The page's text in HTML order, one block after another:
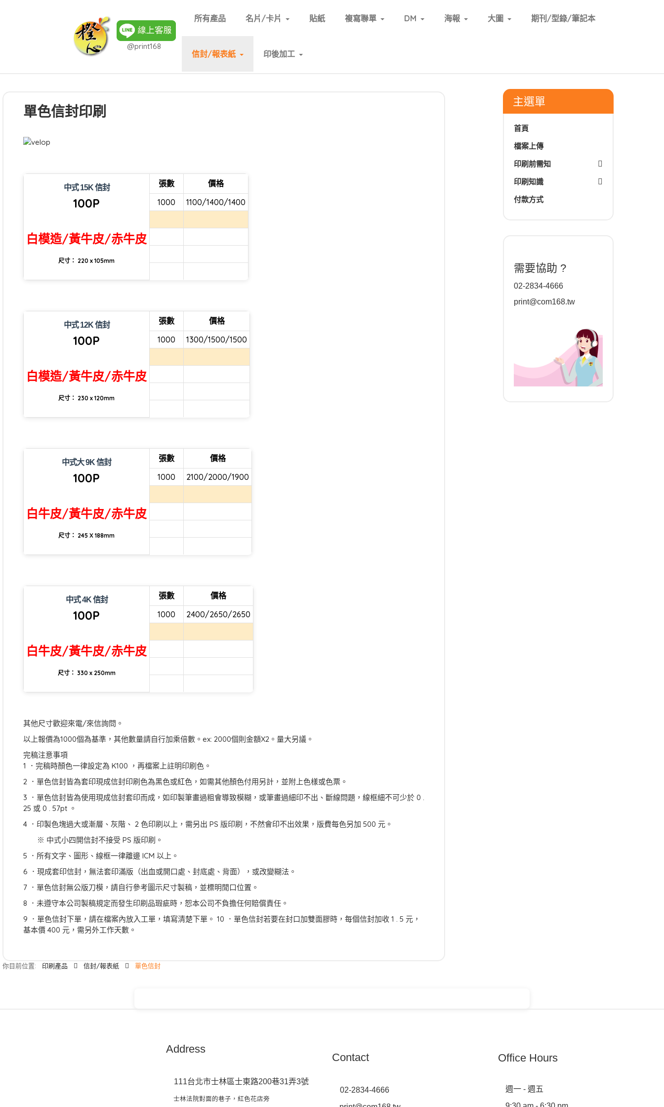
@print168
所有產品 名片/卡片 貼紙 複寫聯單 DM 海報 大圖 期刊/型錄/筆記本
信封/報表紙 印後加工
單色信封印刷
中式 15K 信封
100P
白模造/黃牛皮/赤牛皮
尺寸： 220 x 105mm
張數
價格
1000
1100/1400/1400
中式 12K 信封
100P
白模造/黃牛皮/赤牛皮
尺寸： 230 x 120mm
張數
價格
1000
1300/1500/1500
中式大 9K 信封
100P
白牛皮/黃牛皮/赤牛皮
尺寸： 245 X 188mm
張數
價格
1000
2100/2000/1900
中式 4K 信封
100P
白牛皮/黃牛皮/赤牛皮
尺寸： 330 x 250mm
張數
價格
1000
2400/2650/2650
其他尺寸歡迎來電/來信詢問。
以上報價為1000個為基準，其他數量請自行加乘倍數。ex: 2000個則金額X2。量大另議。
完稿注意事項
1 ．完稿時顏色一律設定為 K100 ，再檔案上註明印刷色。
2 ．單色信封皆為套印現成信封印刷色為黑色或紅色，如需其他顏色付用另計，並附上色樣或色票。
3 ．單色信封皆為使用現成信封套印而成，如印製筆畫過粗會導致模糊，或筆畫過細印不出、斷線問題，線框細不可少於 0 .
25 或 0 . 57pt 。
4 ．印製色塊過大或漸層、灰階、 2 色印刷以上，需另出 PS 版印刷，不然會印不出效果，版費每色另加 500 元。
※ 中式小四開信封不接受 PS 版印刷。
5 ．所有文字、圖形、線框一律離邊 ICM 以上。
6 ．現成套印信封，無法套印滿版（出血或開口處、封底處、背面），或改變糊法。
7 ．單色信封無公版刀模，請自行參考圖示尺寸製稿，並標明閒口位置。
8 ．未遵守本公司製稿規定而發生印刷品瑕疵時，恕本公司不負擔任何賠償責任。
9 ．單色信封下單，請在檔案內放入工單，填寫清楚下單。 10 ．單色信封若要在封口加雙面膠時，每個信封加收 1 . 5 元，
基本價 400 元，需另外工作天數。
你目前位置: 印刷產品 信封/報表紙 單色信封
主選單
首頁
檔案上傳
印刷前需知
印刷知識
付款方式
需要協助 ?
02-2834-4666
print@com168.tw
Address
111台北市士林區士東路200巷31弄3號
士林法院對面的巷子，紅色花店旁
Contact
02-2834-4666
Office Hours
週一 - 週五